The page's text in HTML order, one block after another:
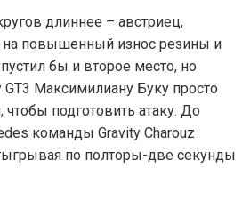
длиннее – австриец,
на повышенный износ резины и
бы и второе место, но
Максимилиану Буку просто
подготовить атаку. До
команды Gravity Charouz
по полторы-две секунды